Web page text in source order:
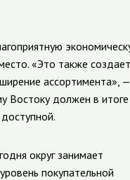
«Это также создает
ассортимента», —
Востоку должен в итоге
округ занимает
покупательной